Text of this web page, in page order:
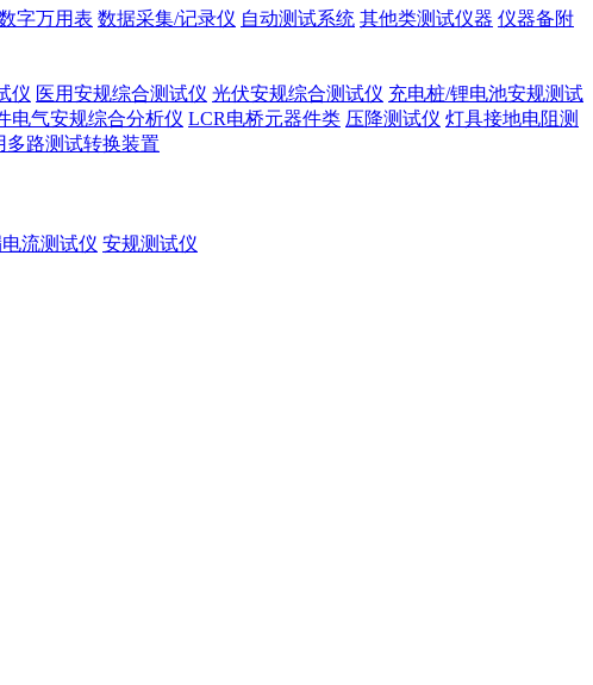
字万用表 数据采集/记录仪 自动测试系统 其他类测试仪器 仪器备附
仪 医用安规综合测试仪 光伏安规综合测试仪 充电桩/锂电池安规测试
电气安规综合分析仪 LCR电桥元器件类 压降测试仪 灯具接地电阻测
多路测试转换装置
流测试仪 安规测试仪